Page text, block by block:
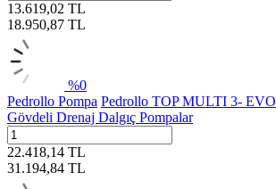
13.619,02 TL
18.950,87 TL
%0
Pedrollo Pompa Pedrollo TOP MULTI 3-
Gövdeli Drenaj Dalgıç Pompalar
22.418,14 TL
31.194,84 TL